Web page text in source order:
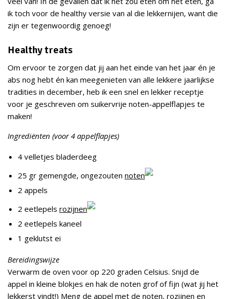
ik toch voor de healthy versie van al die lekkernijen, want die
zijn er tegenwoordig genoeg!
Healthy treats
Om ervoor te zorgen dat jij aan het einde van het jaar én je
abs nog hebt én kan meegenieten van alle lekkere jaarlijkse
tradities in december, heb ik een snel en lekker receptje
voor je geschreven om suikervrije noten-appelflapjes te
maken!
Ingrediënten (voor 4 appelflapjes)
4 velletjes bladerdeeg
25 gr gemengde, ongezouten noten
2 appels
2 eetlepels rozijnen
2 eetlepels kaneel
1 geklutst ei
Bereidingswijze
Verwarm de oven voor op 220 graden Celsius. Snijd de
appel in kleine blokjes en hak de noten grof of fijn (wat jij het
lekkerst vindt!) Meng de appel met de noten, rozijnen en